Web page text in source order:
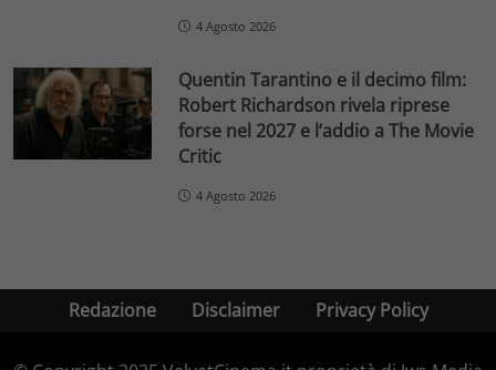
4 Agosto 2026
Quentin Tarantino e il decimo film:
Robert Richardson rivela riprese
forse nel 2027 e l’addio a The Movie
Critic
4 Agosto 2026
Redazione Disclaimer Privacy Policy